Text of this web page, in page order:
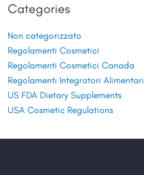
Categories
Non categorizzato
Regolamenti Cosmetici
Regolamenti Cosmetici Canada
Regolamenti Integratori Alimentari
US FDA Dietary Supplements
USA Cosmetic Regulations